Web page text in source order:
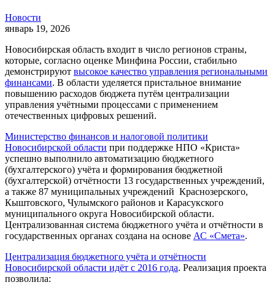
Новости
январь 19, 2026
Новосибирская область входит в число регионов страны,
которые, согласно оценке Минфина России, стабильно
демонстрируют высокое качество управления региональными
финансами. В области уделяется пристальное внимание
повышению расходов бюджета путём централизации
управления учётными процессами с применением
отечественных цифровых решений.
Министерство финансов и налоговой политики
Новосибирской области при поддержке НПО «Криста»
успешно выполнило автоматизацию бюджетного
(бухгалтерского) учёта и формирования бюджетной
(бухгалтерской) отчётности 13 государственных учреждений,
а также 87 муниципальных учреждений Краснозерского,
Кыштовского, Чулымского районов и Карасукского
муниципального округа Новосибирской области.
Централизованная система бюджетного учёта и отчётности в
государственных органах создана на основе АС «Смета».
Централизация бюджетного учёта и отчётности
Новосибирской области идёт с 2016 года. Реализация проекта
позволила: